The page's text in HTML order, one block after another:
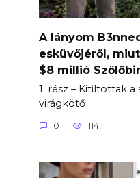
A lányom
esküvőjéről,
$8 millió
1. rész – Kitiltottak
virágkötő
0 114